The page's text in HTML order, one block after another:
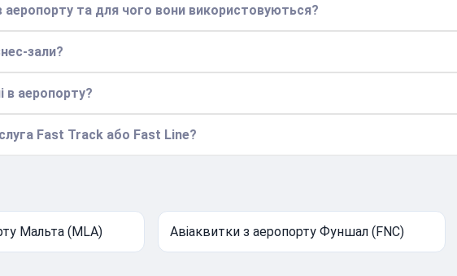
аеропорту та для чого вони використовуються?
зали?
в аеропорту?
Fast Track або Fast Line?
Мальта (MLA) Авіаквитки з аеропорту Фуншал (FNC)